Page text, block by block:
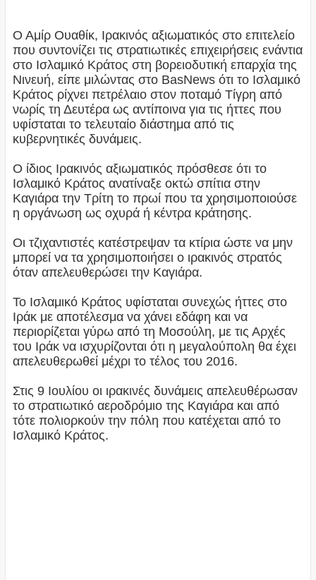
Ο Αμίρ Ουαθίκ, Ιρακινός αξιωματικός στο επιτελείο
που συντονίζει τις στρατιωτικές επιχειρήσεις ενάντια
στο Ισλαμικό Κράτος στη βορειοδυτική επαρχία της
Νινευή, είπε μιλώντας στο BasNews ότι το Ισλαμικό
Κράτος ρίχνει πετρέλαιο στον ποταμό Τίγρη από
νωρίς τη Δευτέρα ως αντίποινα για τις ήττες που
υφίσταται το τελευταίο διάστημα από τις
κυβερνητικές δυνάμεις.
Ο ίδιος Ιρακινός αξιωματικός πρόσθεσε ότι το
Ισλαμικό Κράτος ανατίναξε οκτώ σπίτια στην
Καγιάρα την Τρίτη το πρωί που τα χρησιμοποιούσε
η οργάνωση ως οχυρά ή κέντρα κράτησης.
Οι τζιχαντιστές κατέστρεψαν τα κτίρια ώστε να μην
μπορεί να τα χρησιμοποιήσει ο ιρακινός στρατός
όταν απελευθερώσει την Καγιάρα.
Το Ισλαμικό Κράτος υφίσταται συνεχώς ήττες στο
Ιράκ με αποτέλεσμα να χάνει εδάφη και να
περιορίζεται γύρω από τη Μοσούλη, με τις Αρχές
του Ιράκ να ισχυρίζονται ότι η μεγαλούπολη θα έχει
απελευθερωθεί μέχρι το τέλος του 2016.
Στις 9 Ιουλίου οι ιρακινές δυνάμεις απελευθέρωσαν
το στρατιωτικό αεροδρόμιο της Καγιάρα και από
τότε πολιορκούν την πόλη που κατέχεται από το
Ισλαμικό Κράτος.